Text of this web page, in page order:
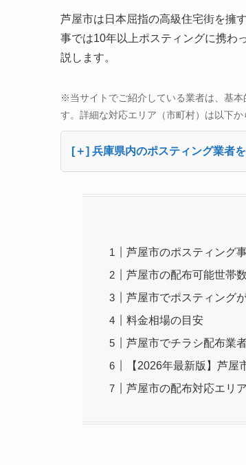
芦屋市は日本屈指の高級住宅街を擁
事では10年以上ポスティングに携わ
説します。
※当サイトでご紹介している業者は、基
す。詳細な対応エリア（市町村）は以下か
[＋] 兵庫県内のポスティング業者
芦屋市のポスティング
芦屋市の配布可能世帯
芦屋市でポスティング
料金相場の目安
芦屋市でチラシ配布業
【2026年最新版】芦
芦屋市の配布対応エリ